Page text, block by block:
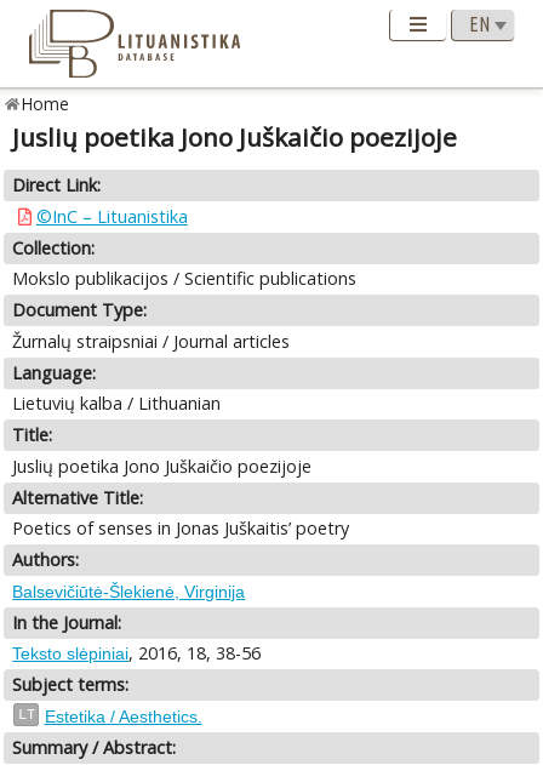
Home
Juslių poetika Jono Juškaičio poezijoje
Direct Link:
©InC – Lituanistika
Collection:
Mokslo publikacijos / Scientific publications
Document Type:
Žurnalų straipsniai / Journal articles
Language:
Lietuvių kalba / Lithuanian
Title:
Juslių poetika Jono Juškaičio poezijoje
Alternative Title:
Poetics of senses in Jonas Juškaitis’ poetry
Authors:
Balsevičiūtė-Šlekienė, Virginija
In the Journal:
Teksto slėpiniai, 2016, 18, 38-56
Subject terms:
LT Estetika / Aesthetics.
Summary / Abstract: